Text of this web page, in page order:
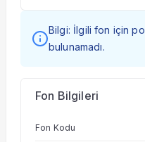
Bilgi: İlgili fon için
bulunamadı.
Fon Bilgileri
Fon Kodu